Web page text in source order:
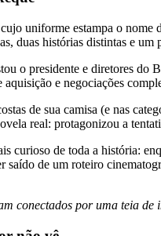
uniforme estampa o
duas histórias distintas e
o presidente e diretores
e negociações
de sua camisa (e nas
real: protagonizou a
curioso de toda a história:
saído de um roteiro
conectados por uma teia de